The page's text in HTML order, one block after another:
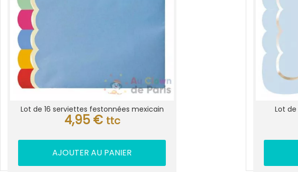
Lot de 16 serviettes festonnées mexicain
4,95 € ttc
AJOUTER AU PANIER
Lot